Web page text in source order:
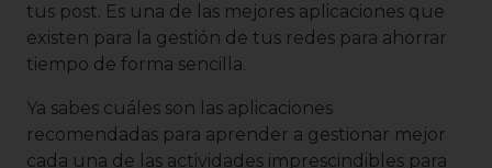
tus post. Es una de las mejores aplicaciones que
existen para la gestión de tus redes para ahorrar
tiempo de forma sencilla.
Ya sabes cuáles son las aplicaciones
recomendadas para aprender a gestionar mejor
cada una de las actividades imprescindibles para